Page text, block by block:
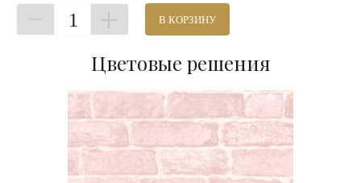
1 В КОРЗИНУ
Цветовые решения